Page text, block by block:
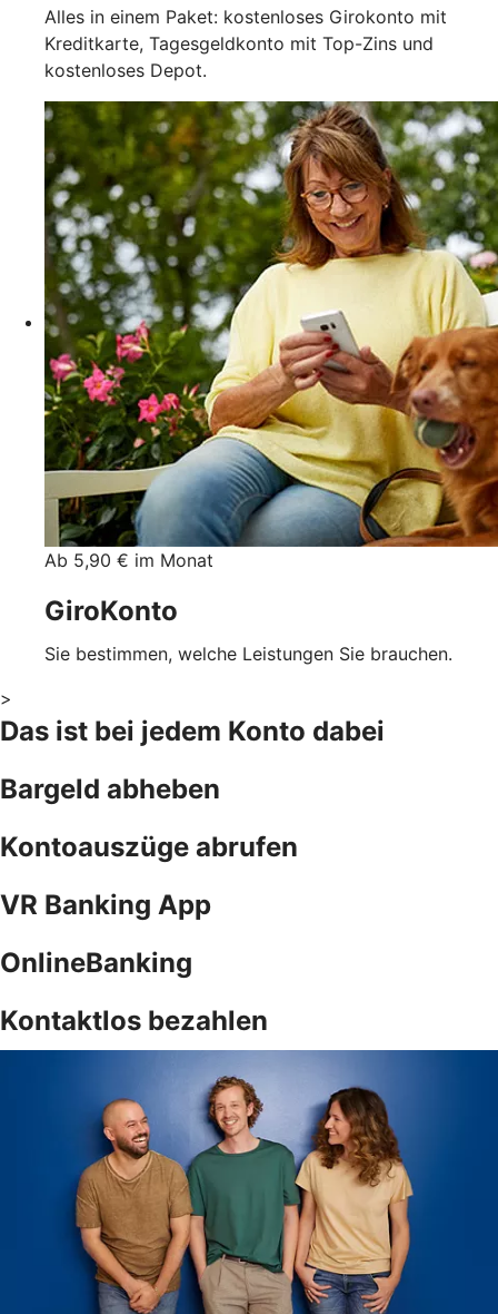
Alles in einem Paket: kostenloses Girokonto mit
Kreditkarte, Tagesgeldkonto mit Top-Zins und
kostenloses Depot.
Ab 5,90 € im Monat
GiroKonto
Sie bestimmen, welche Leistungen Sie brauchen.
>
Das ist bei jedem Konto dabei
Bargeld abheben
Kontoauszüge abrufen
VR Banking App
OnlineBanking
Kontaktlos bezahlen